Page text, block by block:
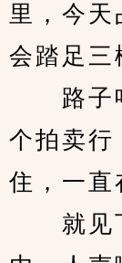
里，今
会踏足三
路子鸣
个拍卖行
住，一直
就见下